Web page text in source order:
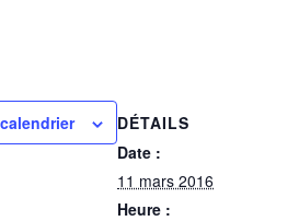
DÉTAILS
Date :
11 mars 2016
Heure :